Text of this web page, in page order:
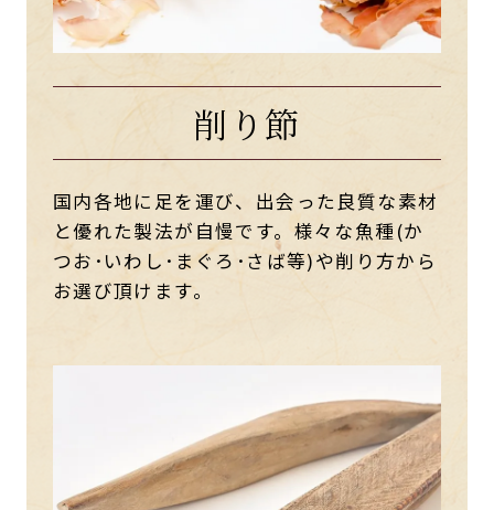
削り節
国内各地に足を運び、出会った良質な素材
と優れた製法が自慢です。様々な魚種(か
つお･いわし･まぐろ･さば等)や削り方から
お選び頂けます。